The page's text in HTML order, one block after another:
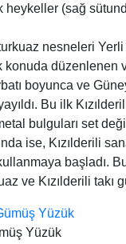
heykeller (sağ
nesneleri Yerli
konuda düzenlenen
boyunca ve
Bu ilk
bulguları set
ise, Kızılderili
başladı.
ve Kızılderili takı
Yüzük